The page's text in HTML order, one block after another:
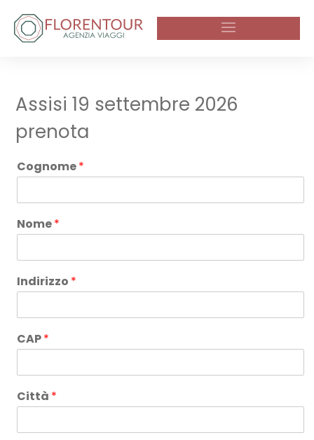
Assisi 19 settembre 2026
prenota
Cognome*
Nome*
Indirizzo *
CAP*
Città *